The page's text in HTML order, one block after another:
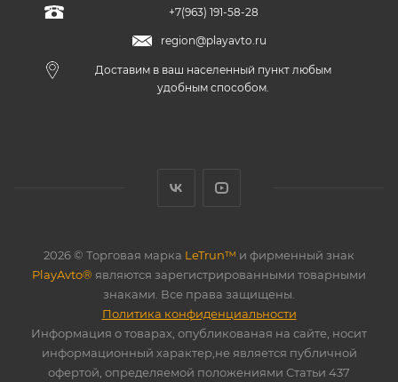
+7(963) 191-58-28
region@playavto.ru
Доставим в ваш населенный пункт любым
удобным способом.
2026 © Торговая марка LeTrun™ и фирменный знак
PlayAvto® являются зарегистрированными товарными
знаками. Все права защищены.
Политика конфиденциальности
Информация о товарах, опубликованая на сайте, носит
информационный характер,не является публичной
офертой, определяемой положениями Статьи 437